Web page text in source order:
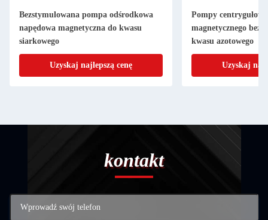
Bezstymulowana pompa odśrodkowa
napędowa magnetyczna do kwasu
siarkowego
Uzyskaj najlepszą cenę
Pompy
magnetycznego bez
kwasu azotowego
Uzyskaj
kontakt